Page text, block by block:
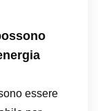
essere